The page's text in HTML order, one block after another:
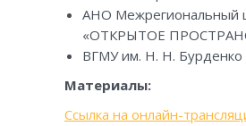
АНО Межрегиональный
«ОТКРЫТОЕ
ВГМУ им. Н. Н. Бурденко
Материалы:
Ссылка на онлайн-